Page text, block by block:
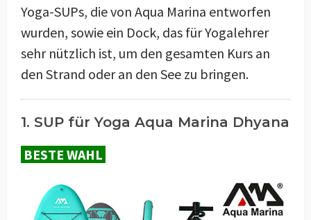
Yoga-SUPs, die von Aqua Marina entworfen
wurden, sowie ein Dock, das für Yogalehrer
sehr nützlich ist, um den gesamten Kurs an
den Strand oder an den See zu bringen.
1. SUP für Yoga Aqua Marina Dhyana
BESTE WAHL